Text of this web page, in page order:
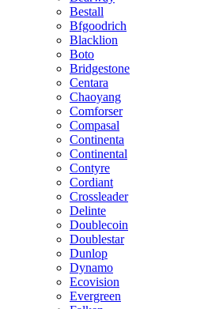
Bestall
Bfgoodrich
Blacklion
Boto
Bridgestone
Centara
Chaoyang
Comforser
Compasal
Continenta
Continental
Contyre
Cordiant
Crossleader
Delinte
Doublecoin
Doublestar
Dunlop
Dynamo
Ecovision
Evergreen